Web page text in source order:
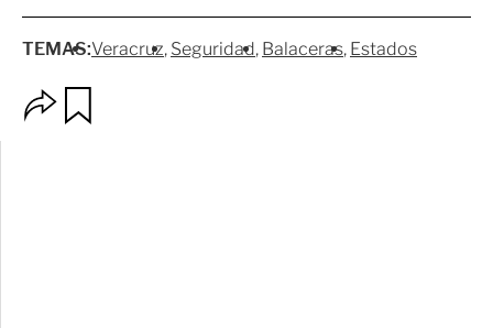
TEMAS:Veracruz Seguridad Balaceras Estados